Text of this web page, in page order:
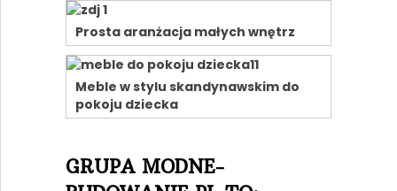
Prosta aranżacja małych wnętrz
Meble w stylu skandynawskim do
pokoju dziecka
GRUPA MODNE-